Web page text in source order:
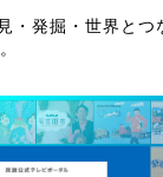
・発掘・世界とつ